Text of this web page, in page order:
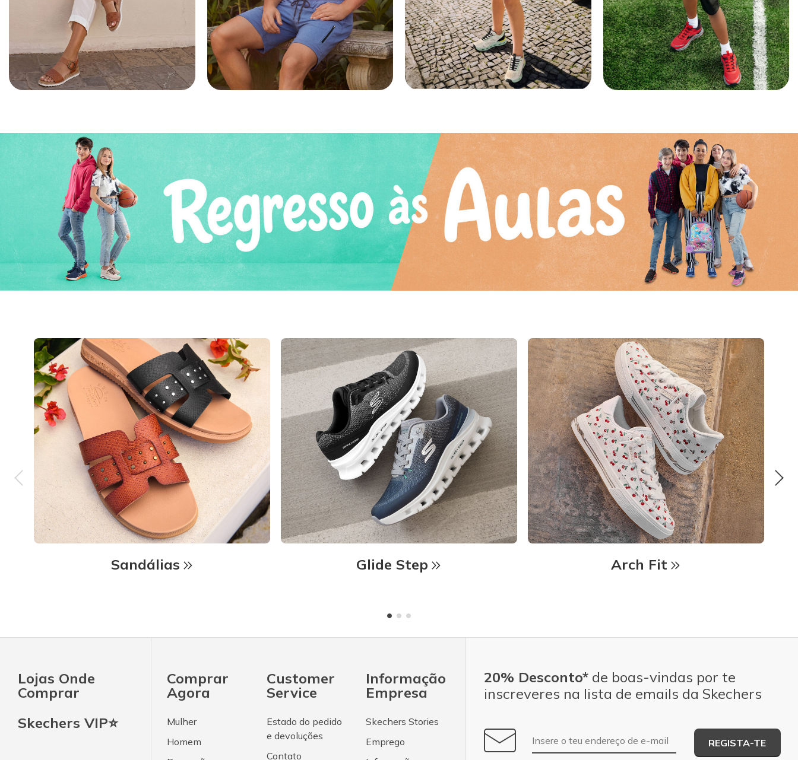
Sandálias Glide Step Arch Fit
Lojas Onde
Comprar
Skechers VIP⭐
Comprar
Agora
Mulher
Homem
Customer
Service
Estado do pedido
e devoluções
Contato
Informação
Empresa
Skechers Stories
Emprego
20% Desconto* de boas-vindas por te
inscreveres na lista de emails da Skechers
Endereço de e-mail
REGISTA-TE